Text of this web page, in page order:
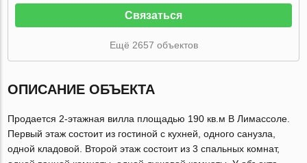
Связаться
Ещё 2657 объектов
ОПИСАНИЕ ОБЪЕКТА
Продается 2-этажная вилла площадью 190 кв.м В Лимассоле.
Первый этаж состоит из гостиной с кухней, одного санузла,
одной кладовой. Второй этаж состоит из 3 спальных комнат,